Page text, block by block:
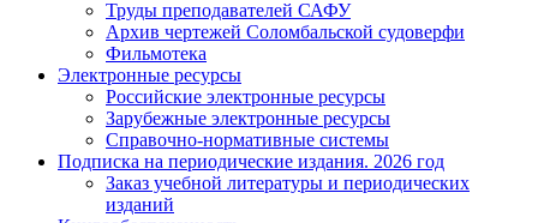
Труды преподавателей САФУ
Архив чертежей Соломбальской судоверфи
Фильмотека
Электронные ресурсы
Российские электронные ресурсы
Зарубежные электронные ресурсы
Справочно-нормативные системы
Подписка на периодические издания. 2026 год
Заказ учебной литературы и периодических
изданий